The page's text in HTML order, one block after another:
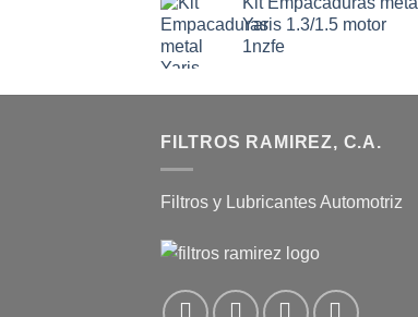
Yaris 1.3/1.5 motor
1nzfe
FILTROS RAMIREZ, C.A.
Filtros y Lubricantes Automotriz